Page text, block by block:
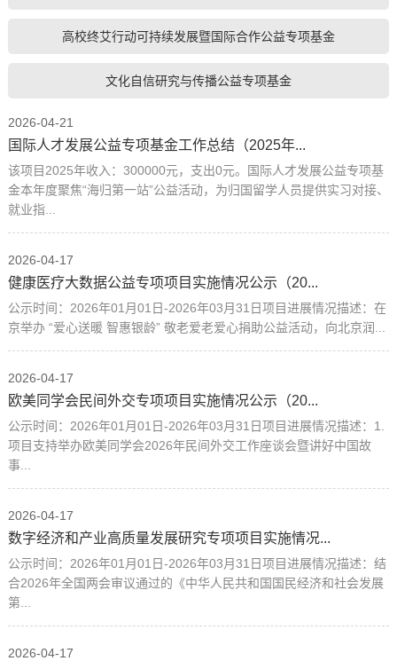
高校终艾行动可持续发展暨国际合作公益专项基金
文化自信研究与传播公益专项基金
2026-04-21
国际人才发展公益专项基金工作总结（2025年...
该项目2025年收入：300000元，支出0元。国际人才发展公益专项基
金本年度聚焦“海归第一站”公益活动，为归国留学人员提供实习对接、
就业指...
2026-04-17
健康医疗大数据公益专项项目实施情况公示（20...
公示时间：2026年01月01日-2026年03月31日项目进展情况描述：在
京举办 “爱心送暖 智惠银龄” 敬老爱老爱心捐助公益活动，向北京润...
2026-04-17
欧美同学会民间外交专项项目实施情况公示（20...
公示时间：2026年01月01日-2026年03月31日项目进展情况描述：1.
项目支持举办欧美同学会2026年民间外交工作座谈会暨讲好中国故
事...
2026-04-17
数字经济和产业高质量发展研究专项项目实施情况...
公示时间：2026年01月01日-2026年03月31日项目进展情况描述：结
合2026年全国两会审议通过的《中华人民共和国国民经济和社会发展
第...
2026-04-17